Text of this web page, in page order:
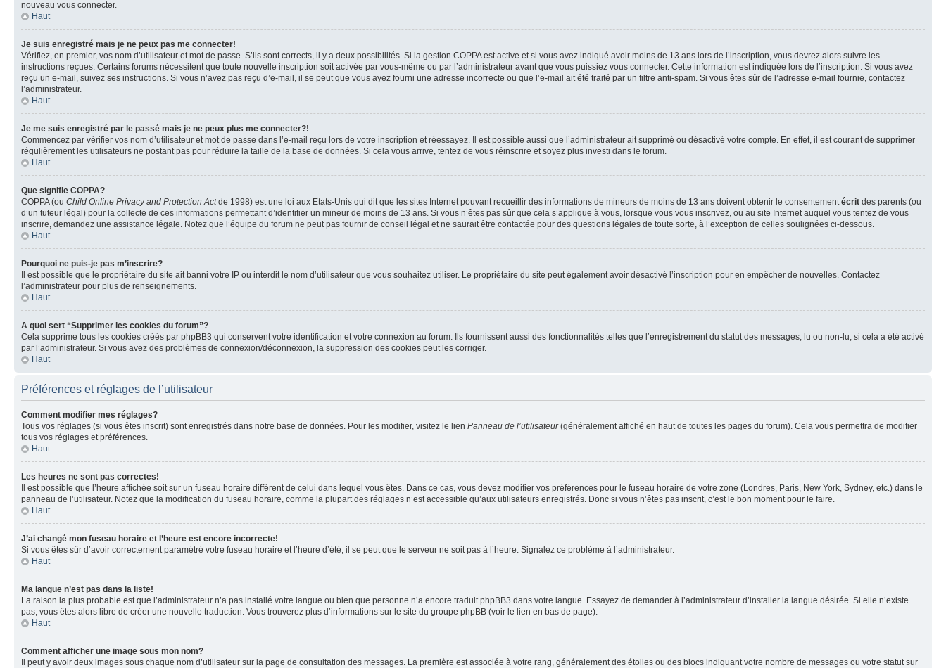
nouveau vous connecter.
Haut
Je suis enregistré mais je ne peux pas me connecter!
Vérifiez, en premier, vos nom d’utilisateur et mot de passe. S’ils sont corrects, il y a deux possibilités. Si la gestion COPPA est active et si vous avez indiqué avoir moins de 13 ans lors de l’inscription, vous devrez alors suivre les
instructions reçues. Certains forums nécessitent que toute nouvelle inscription soit activée par vous-même ou par l’administrateur avant que vous puissiez vous connecter. Cette information est indiquée lors de l’inscription. Si vous avez
reçu un e-mail, suivez ses instructions. Si vous n’avez pas reçu d’e-mail, il se peut que vous ayez fourni une adresse incorrecte ou que l’e-mail ait été traité par un filtre anti-spam. Si vous êtes sûr de l’adresse e-mail fournie, contactez
l’administrateur.
Haut
Je me suis enregistré par le passé mais je ne peux plus me connecter?!
Commencez par vérifier vos nom d’utilisateur et mot de passe dans l’e-mail reçu lors de votre inscription et réessayez. Il est possible aussi que l’administrateur ait supprimé ou désactivé votre compte. En effet, il est courant de supprimer
régulièrement les utilisateurs ne postant pas pour réduire la taille de la base de données. Si cela vous arrive, tentez de vous réinscrire et soyez plus investi dans le forum.
Haut
Que signifie COPPA?
COPPA (ou Child Online Privacy and Protection Actde 1998) est une loi aux Etats-Unis qui dit que les sites Internet pouvant recueillir des informations de mineurs de moins de 13 ans doivent obtenir le consentementécrit des parents (ou
d’un tuteur légal) pour la collecte de ces informations permettant d’identifier un mineur de moins de 13 ans. Si vous n’êtes pas sûr que cela s’applique à vous, lorsque vous vous inscrivez, ou au site Internet auquel vous tentez de vous
inscrire, demandez une assistance légale. Notez que l’équipe du forum ne peut pas fournir de conseil légal et ne saurait être contactée pour des questions légales de toute sorte, à l’exception de celles soulignées ci-dessous.
Haut
Pourquoi ne puis-je pas m’inscrire?
Il est possible que le propriétaire du site ait banni votre IP ou interdit le nom d’utilisateur que vous souhaitez utiliser. Le propriétaire du site peut également avoir désactivé l’inscription pour en empêcher de nouvelles. Contactez
l’administrateur pour plus de renseignements.
Haut
A quoi sert “Supprimer les cookies du forum”?
Cela supprime tous les cookies créés par phpBB3 qui conservent votre identification et votre connexion au forum. Ils fournissent aussi des fonctionnalités telles que l’enregistrement du statut des messages, lu ou non-lu, si cela a été activé
par l’administrateur. Si vous avez des problèmes de connexion/déconnexion, la suppression des cookies peut les corriger.
Haut
Préférences et réglages de l’utilisateur
Comment modifier mes réglages?
Tous vos réglages (si vous êtes inscrit) sont enregistrés dans notre base de données. Pour les modifier, visitez le lien Panneau de l’utilisateur(généralement affiché en haut de toutes les pages du forum). Cela vous permettra de modifier
tous vos réglages et préférences.
Haut
Les heures ne sont pas correctes!
Il est possible que l’heure affichée soit sur un fuseau horaire différent de celui dans lequel vous êtes. Dans ce cas, vous devez modifier vos préférences pour le fuseau horaire de votre zone (Londres, Paris, New York, Sydney, etc.) dans le
panneau de l’utilisateur. Notez que la modification du fuseau horaire, comme la plupart des réglages n’est accessible qu’aux utilisateurs enregistrés. Donc si vous n’êtes pas inscrit, c’est le bon moment pour le faire.
Haut
J’ai changé mon fuseau horaire et l’heure est encore incorrecte!
Si vous êtes sûr d’avoir correctement paramétré votre fuseau horaire et l’heure d’été, il se peut que le serveur ne soit pas à l’heure. Signalez ce problème à l’administrateur.
Haut
Ma langue n’est pas dans la liste!
La raison la plus probable est que l’administrateur n’a pas installé votre langue ou bien que personne n’a encore traduit phpBB3 dans votre langue. Essayez de demander à l’administrateur d’installer la langue désirée. Si elle n’existe
pas, vous êtes alors libre de créer une nouvelle traduction. Vous trouverez plus d’informations sur le site du groupe phpBB (voir le lien en bas de page).
Haut
Comment afficher une image sous mon nom?
Il peut y avoir deux images sous chaque nom d’utilisateur sur la page de consultation des messages. La première est associée à votre rang, généralement des étoiles ou des blocs indiquant votre nombre de messages ou votre statut sur